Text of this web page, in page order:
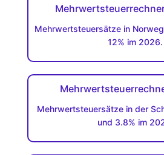
Mehrwertsteuersätze in
12% im 2026.
Mehrwertsteuersätze in der
und 3.8% im